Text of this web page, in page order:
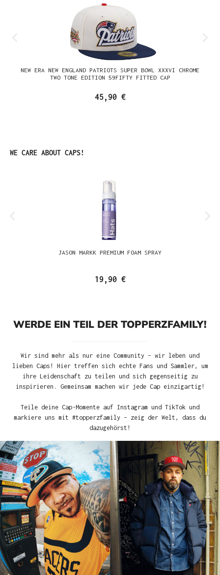
NEW ERA NEW ENGLAND PATRIOTS SUPER BOWL XXXVI CHROME
TWO TONE EDITION 59FIFTY FITTED CAP
45,90 €
Produktgalerie überspringen
WE CARE ABOUT CAPS!
JASON MARKK PREMIUM FOAM SPRAY
19,90 €
WERDE EIN TEIL DER TOPPERZFAMILY!
Wir sind mehr als nur eine Community – wir leben und
lieben Caps! Hier treffen sich echte Fans und Sammler, um
ihre Leidenschaft zu teilen und sich gegenseitig zu
inspirieren. Gemeinsam machen wir jede Cap einzigartig!
Teile deine Cap-Momente auf Instagram und TikTok und
markiere uns mit #topperzfamily – zeig der Welt, dass du
dazugehörst!